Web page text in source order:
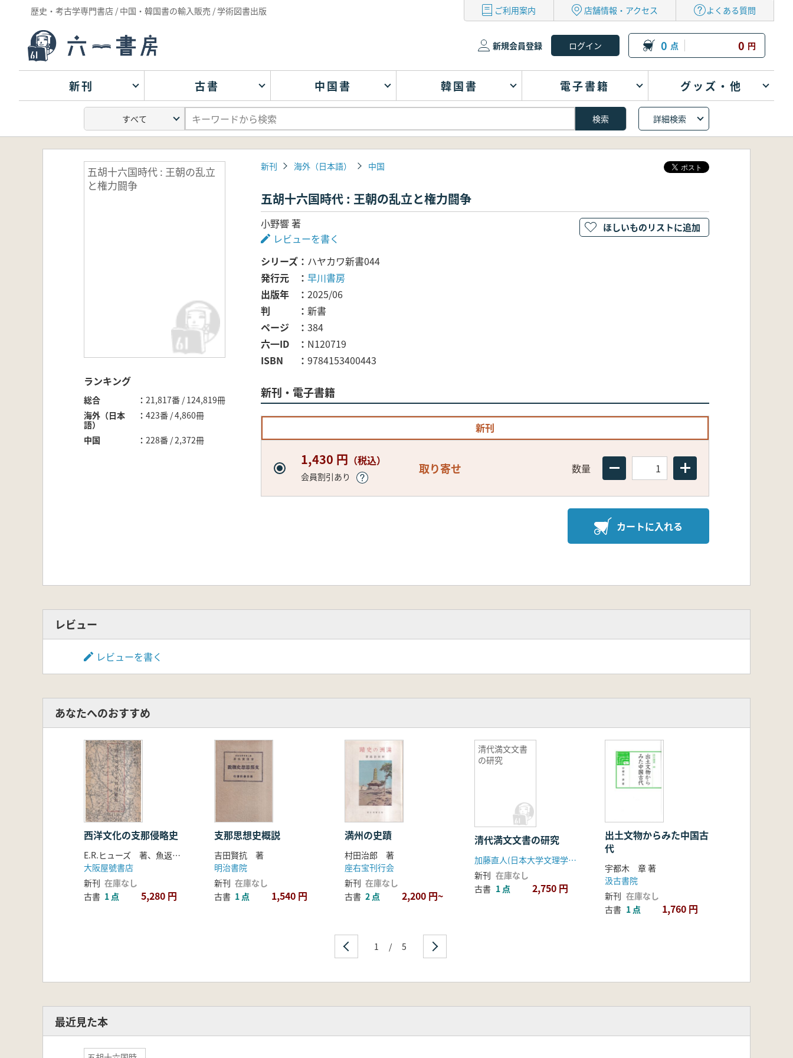
歴史・考古学専門書店 / 中国・韓国書の輸入販売 / 学術図書出版 ご利用案内 店舗情報・アクセス よくある質問
新規会員登録 0 点 0 円
新刊 古書 中国書 韓国書 電子書籍 グッズ・他
詳細検索
五胡十六国時代 : 王朝の乱立
と権力闘争
ランキング
総合
21,817番 / 124,819冊
海外（日本
語）
423番 / 4,860冊
中国 228番 / 2,372冊
新刊 海外（日本語） 中国
五胡十六国時代 : 王朝の乱立と権力闘争
小野響 著
レビューを書く
シリーズ
ハヤカワ新書044
発行元
早川書房
出版年
2025/06
判
新書
ページ
384
六一ID
N120719
ISBN
9784153400443
新刊・電子書籍
新刊
1,430 円 （税込）
会員割引あり
取り寄せ 数量
カートに入れる
ほしいものリストに追加
レビュー
レビューを書く
あなたへのおすすめ
西洋文化の支那侵略史
E.R.ヒューズ 著、魚返善雄 訳補
大阪屋號書店
新刊 在庫なし
古書 1 点 5,280 円
支那思想史概説
吉田賢抗 著
明治書院
新刊 在庫なし
古書 1 点 1,540 円
満州の史蹟
村田治郎 著
座右宝刊行会
新刊 在庫なし
古書 2 点 2,200 円~
清代満文文書
の研究
清代満文文書の研究
加藤直人(日本大学文理学部)
新刊 在庫なし
古書 1 点 2,750 円
出土文物からみた中国古
代
宇都木 章 著
汲古書院
新刊 在庫なし
古書 1 点 1,760 円
1 / 5
最近見た本